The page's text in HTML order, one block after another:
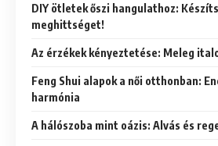
DIY ötletek őszi hangulathoz:
meghittséget!
Az érzékek kényeztetése: Meleg
Feng Shui alapok a női otthonban:
harmónia
A hálószoba mint oázis: Alvás és